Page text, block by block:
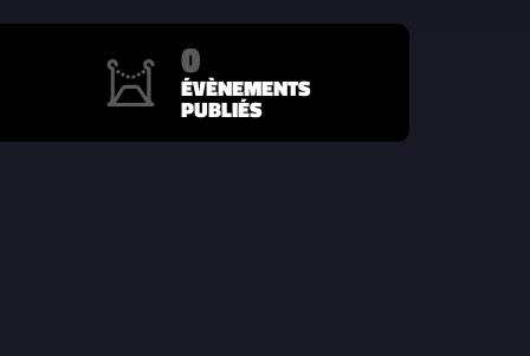
0
ÉVÈNEMENTS
PUBLIÉS